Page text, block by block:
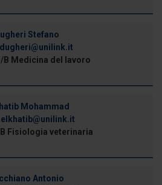
Stefano
B Medicina del lavoro
Mohammad
B Fisiologia veterinaria
Antonio